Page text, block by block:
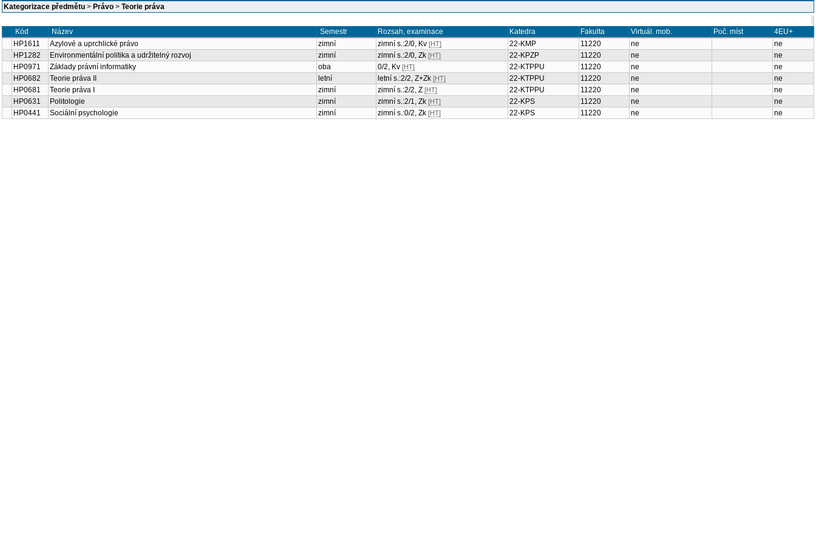
Kategorizace předmětu > Právo > Teorie práva
Kód Název Semestr Rozsah, examinace Katedra Fakulta Virtuál. mob. Poč. míst
4EU+
HP1611
Azylové a uprchlické právo zimní zimní s.:2/0, Kv [HT] 22-KMP 11220 ne
ne
HP1282
Environmentální politika a udržitelný rozvoj zimní zimní s.:2/0, Zk [HT] 22-KPZP 11220 ne
ne
HP0971
Základy právní informatiky oba 0/2, Kv [HT] 22-KTPPU 11220 ne
ne
HP0682
Teorie práva II letní letní s.:2/2, Z+Zk [HT] 22-KTPPU 11220 ne
ne
HP0681
Teorie práva I zimní zimní s.:2/2, Z [HT] 22-KTPPU 11220 ne
ne
HP0631
Politologie zimní zimní s.:2/1, Zk [HT] 22-KPS 11220 ne
ne
HP0441
Sociální psychologie zimní zimní s.:0/2, Zk [HT] 22-KPS 11220 ne ne